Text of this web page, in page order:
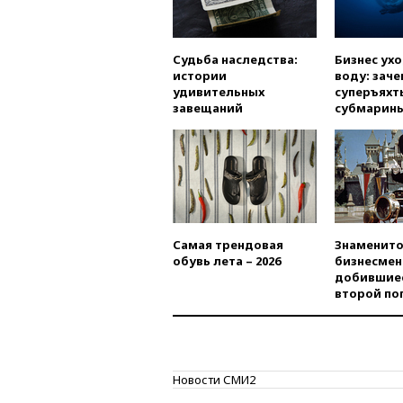
Судьба наследства:
истории
удивительных
завещаний
Бизнес
воду:
Самая трендовая
обувь лета – 2026
второй
Новости СМИ2